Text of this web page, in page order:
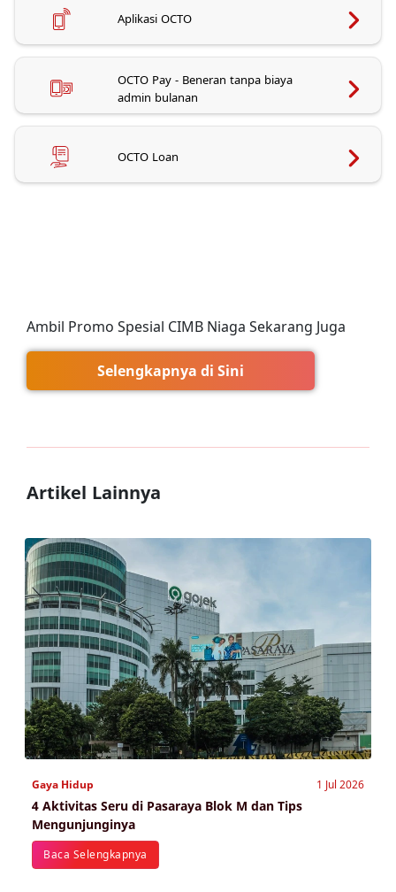
Aplikasi OCTO
OCTO Pay - Beneran tanpa biaya
admin bulanan
OCTO Loan
Ambil Promo Spesial CIMB Niaga Sekarang Juga
Selengkapnya di Sini
Artikel Lainnya
Gaya Hidup 1 Jul 2026
4 Aktivitas Seru di Pasaraya Blok M dan Tips
Mengunjunginya
Baca Selengkapnya